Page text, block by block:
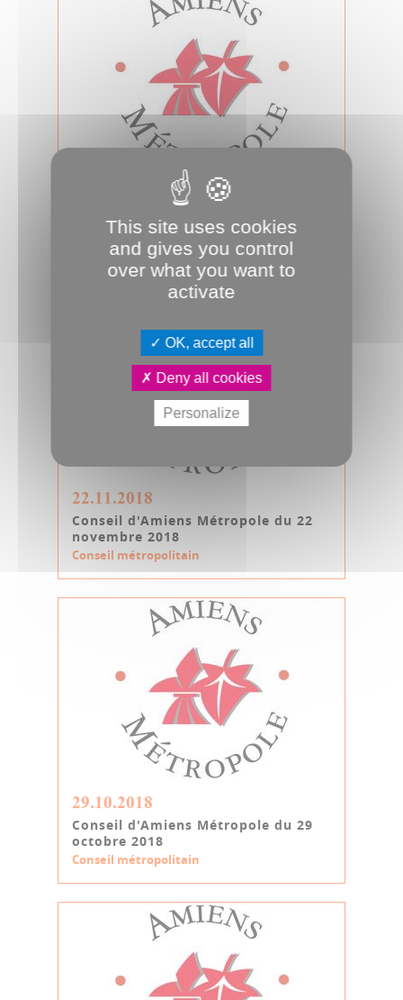
Conseil d'Amiens Métropole du 20
décembre 2018
Conseil métropolitain
22.11.2018
Conseil d'Amiens Métropole du 22
novembre 2018
Conseil métropolitain
29.10.2018
Conseil d'Amiens Métropole du 29
octobre 2018
Conseil métropolitain
This site uses cookies
and gives you control
over what you want to
activate
OK, accept all
Deny all cookies
Personalize